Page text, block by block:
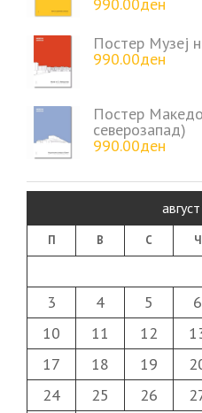
Постер Музеј
990.00ден
Постер
северозапад)
990.00ден
П В С Ч
3
4 5 6
10
11 12
17
18 19
24
25 26